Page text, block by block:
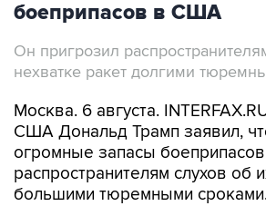
боеприпасов в США
Он пригрозил
нехватке ракет долгими
Москва. 6 августа.
США Дональд Трамп заявил,
огромные запасы
распространителям слухов об
большими тюремными